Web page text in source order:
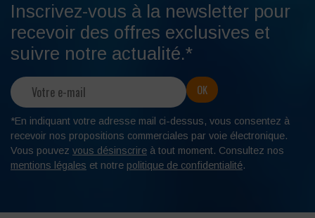
Inscrivez-vous à la newsletter pour
recevoir des offres exclusives et
suivre notre actualité.*
*En indiquant votre adresse mail ci-dessus, vous consentez à
recevoir nos propositions commerciales par voie électronique.
Vous pouvez vous désinscrire à tout moment. Consultez nos
mentions légales et notre politique de confidentialité.